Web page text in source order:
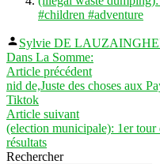
#children #adventure
Publié
par
Sylvie DE
Dans La Somme:
Navigation
de
l’article
Article précédentArticle
précédent :
nid de,Juste des choses aux
Tiktok
Article suivantArticle
suivant :
(election municipale): 1er tour
résultats
Rechercher